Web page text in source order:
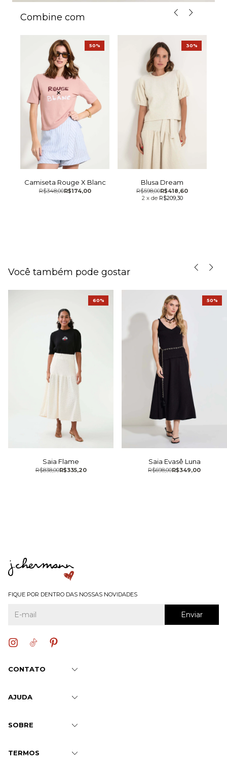
Combine com
Camiseta Rouge X Blanc
R$174,00
R$348,00
50%
Blusa Dream
R$418,60
R$598,00
2 x de R$209,30
30%
Você também pode gostar
Saia Flame
R$335,20
R$838,00
60%
Saia Evasê Luna
R$349,00
R$698,00
50%
FIQUE POR DENTRO DAS NOSSAS NOVIDADES
CONTATO
AJUDA
SOBRE
TERMOS